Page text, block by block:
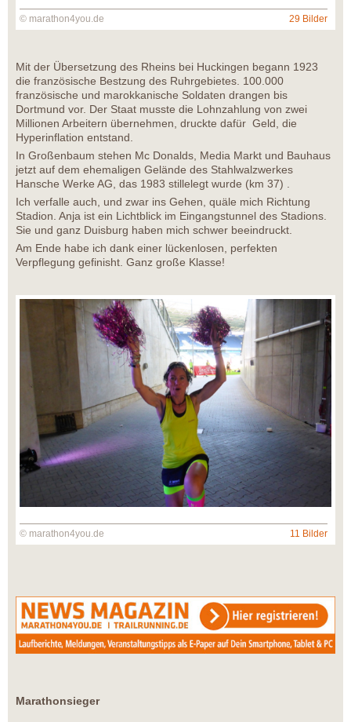
© marathon4you.de 29 Bilder
Mit der Übersetzung des Rheins bei Huckingen begann 1923
die französische Bestzung des Ruhrgebietes. 100.000
französische und marokkanische Soldaten drangen bis
Dortmund vor. Der Staat musste die Lohnzahlung von zwei
Millionen Arbeitern übernehmen, druckte dafür Geld, die
Hyperinflation entstand.
In Großenbaum stehen Mc Donalds, Media Markt und Bauhaus
jetzt auf dem ehemaligen Gelände des Stahlwalzwerkes
Hansche Werke AG, das 1983 stillelegt wurde (km 37) .
Ich verfalle auch, und zwar ins Gehen, quäle mich Richtung
Stadion. Anja ist ein Lichtblick im Eingangstunnel des Stadions.
Sie und ganz Duisburg haben mich schwer beeindruckt.
Am Ende habe ich dank einer lückenlosen, perfekten
Verpflegung gefinisht. Ganz große Klasse!
© marathon4you.de 11 Bilder
Marathonsieger